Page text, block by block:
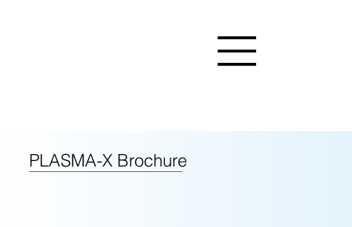
PLASMA-X Brochure